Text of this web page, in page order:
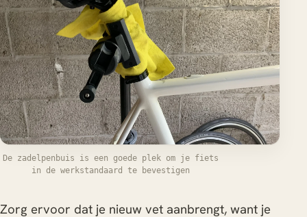
De zadelpenbuis is een goede plek om je fiets
in de werkstandaard te bevestigen
Zorg ervoor dat je nieuw vet aanbrengt, want je